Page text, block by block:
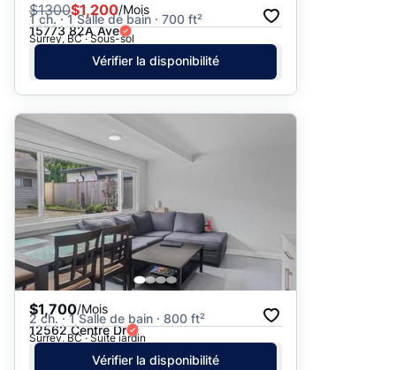
$1300$1,200/Mois
1 ch. · 1 Salle de bain · 700 ft²
15773 82A Ave
Surrey, BC · Sous-sol
Vérifier la disponibilité
$1,700/Mois
2 ch. · 1 Salle de bain · 800 ft²
12562 Centre Dr
Surrey, BC · Suite jardin
Vérifier la disponibilité